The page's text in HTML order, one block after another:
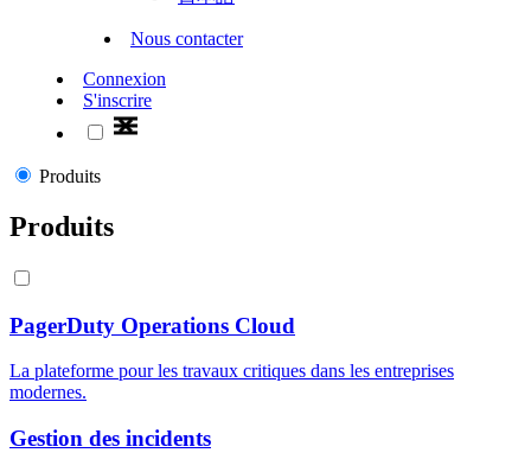
Nous contacter
Connexion
S'inscrire
Produits
Produits
PagerDuty Operations Cloud
La plateforme pour les travaux critiques dans les entreprises
modernes.
Gestion des incidents